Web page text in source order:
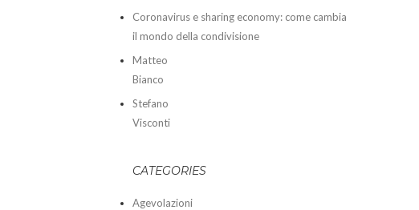
Coronavirus e sharing economy: come cambia
il mondo della condivisione
Matteo
Bianco
Stefano
Visconti
CATEGORIES
Agevolazioni